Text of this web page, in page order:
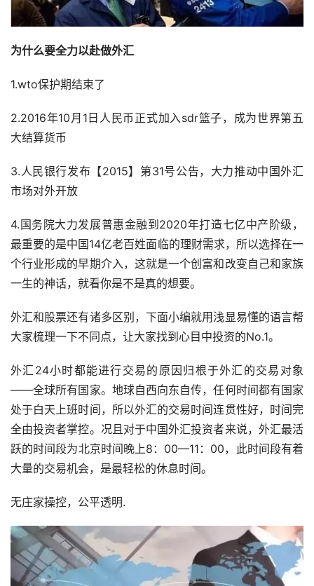
为什么要全力以赴做外汇
1.wto保护期结束了
2.2016年10月1日人民币正式加入sdr篮子，成为世界第五
大结算货币
3.人民银行发布【2015】第31号公告，大力推动中国外汇
市场对外开放
4.国务院大力发展普惠金融到2020年打造七亿中产阶级，
最重要的是中国14亿老百姓面临的理财需求，所以选择在一
个行业形成的早期介入，这就是一个创富和改变自己和家族
一生的神话，就看你是不是真的想要。
外汇和股票还有诸多区别，下面小编就用浅显易懂的语言帮
大家梳理一下不同点，让大家找到心目中投资的No.1。
外汇24小时都能进行交易的原因归根于外汇的交易对象
——全球所有国家。地球自西向东自传，任何时间都有国家
处于白天上班时间，所以外汇的交易时间连贯性好，时间完
全由投资者掌控。况且对于中国外汇投资者来说，外汇最活
跃的时间段为北京时间晚上8：00—11：00，此时间段有着
大量的交易机会，是最轻松的休息时间。
无庄家操控，公平透明.